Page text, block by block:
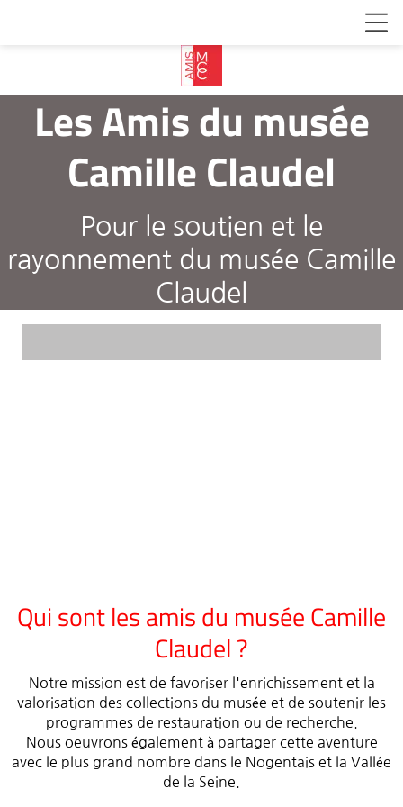
Les Amis du musée
Camille Claudel
Pour le soutien et le
rayonnement du musée Camille
Claudel
Qui sont les amis du musée Camille
Claudel ?
Notre mission est de favoriser l'enrichissement et la
valorisation des collections du musée et de soutenir les
programmes de restauration ou de recherche.
Nous oeuvrons également à partager cette aventure
avec le plus grand nombre dans le Nogentais et la Vallée
de la Seine.